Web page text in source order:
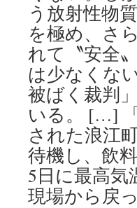
う放射性物
を極め、さ
れて〝安全
は少なくな
被ばく裁判
いる。 […]
された浪江
待機し、飲
5日に最高
現場から戻